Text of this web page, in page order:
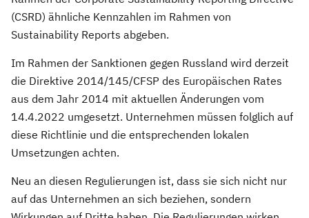
(CSRD) ähnliche Kennzahlen im Rahmen von
Sustainability Reports abgeben.
Im Rahmen der Sanktionen gegen Russland wird derzeit
die Direktive 2014/145/CFSP des Europäischen Rates
aus dem Jahr 2014 mit aktuellen Änderungen vom
14.4.2022 umgesetzt. Unternehmen müssen folglich auf
diese Richtlinie und die entsprechenden lokalen
Umsetzungen achten.
Neu an diesen Regulierungen ist, dass sie sich nicht nur
auf das Unternehmen an sich beziehen, sondern